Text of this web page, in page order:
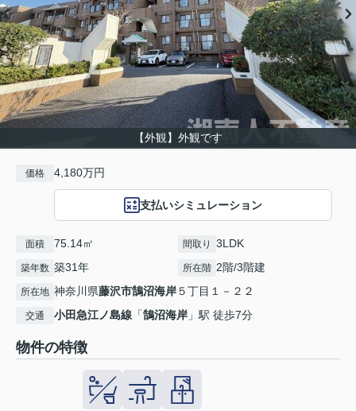
【外観】外観です
価格 4,180万円
支払いシミュレーション
面積 75.14㎡ 間取り 3LDK
築年数 築31年 所在階 2階/3階建
所在地 神奈川県藤沢市鵠沼海岸５丁目１－２２
交通 小田急江ノ島線 「鵠沼海岸 」駅 徒歩7分
物件の特徴